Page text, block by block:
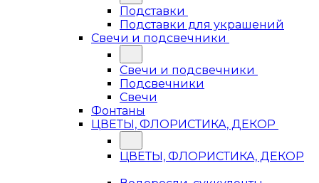
Подставки
Подставки для украшений
Свечи и подсвечники
Свечи и подсвечники
Подсвечники
Свечи
Фонтаны
ЦВЕТЫ, ФЛОРИСТИКА, ДЕКОР
ЦВЕТЫ, ФЛОРИСТИКА, ДЕКОР